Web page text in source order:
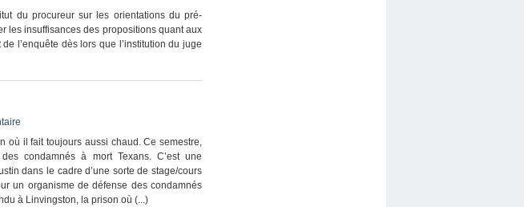
du procureur sur les orientations du pré-
les insuffisances des propositions quant aux
l’enquête dès lors que l’institution du juge
où il fait toujours aussi chaud. Ce semestre,
condamnés à mort Texans. C’est une
dans le cadre d’une sorte de stage/cours
un organisme de défense des condamnés
à Linvingston, la prison où (...)